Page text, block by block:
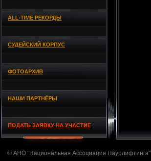
ALL-TIME РЕКОРДЫ
СУДЕЙСКИЙ КОРПУС
ФОТОАРХИВ
НАШИ ПАРТНЁРЫ
ПОДАТЬ ЗАЯВКУ НА УЧАСТИЕ
© АНО "Национальная Ассоциация Паурлифтинга"